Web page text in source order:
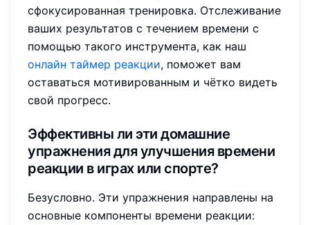
сфокусированная тренировка. Отслеживание
ваших результатов с течением времени с
помощью такого инструмента, как наш
онлайн таймер реакции, поможет вам
оставаться мотивированным и чётко видеть
свой прогресс.
Эффективны ли эти домашние
упражнения для улучшения времени
реакции в играх или спорте?
Безусловно. Эти упражнения направлены на
основные компоненты времени реакции: